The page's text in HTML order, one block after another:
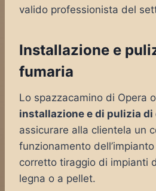
valido professionista del
Installazione e
fumaria
Lo spazzacamino di Opera
installazione e di pulizia
assicurare alla clientela un
funzionamento
corretto tiraggio di impianti
legna o a pellet.